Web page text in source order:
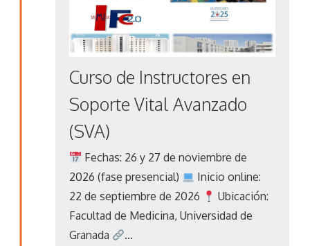
Curso de Instructores en
Soporte Vital Avanzado
(SVA)
Fechas: 26 y 27 de noviembre de
2026 (fase presencial)
Inicio online:
22 de septiembre de 2026
Ubicación:
Facultad de Medicina, Universidad de
Granada
…